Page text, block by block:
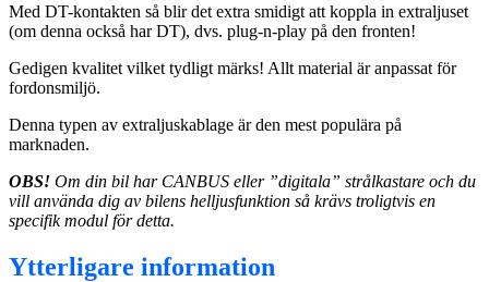
Med DT-kontakten så blir det extra smidigt att koppla in extraljuset
(om denna också har DT), dvs. plug-n-play på den fronten!
Gedigen kvalitet vilket tydligt märks! Allt material är anpassat för
fordonsmiljö.
Denna typen av extraljuskablage är den mest populära på
marknaden.
OBS! Om din bil har CANBUS eller ”digitala” strålkastare och du
vill använda dig av bilens helljusfunktion så krävs troligtvis en
specifik modul för detta.
Ytterligare information